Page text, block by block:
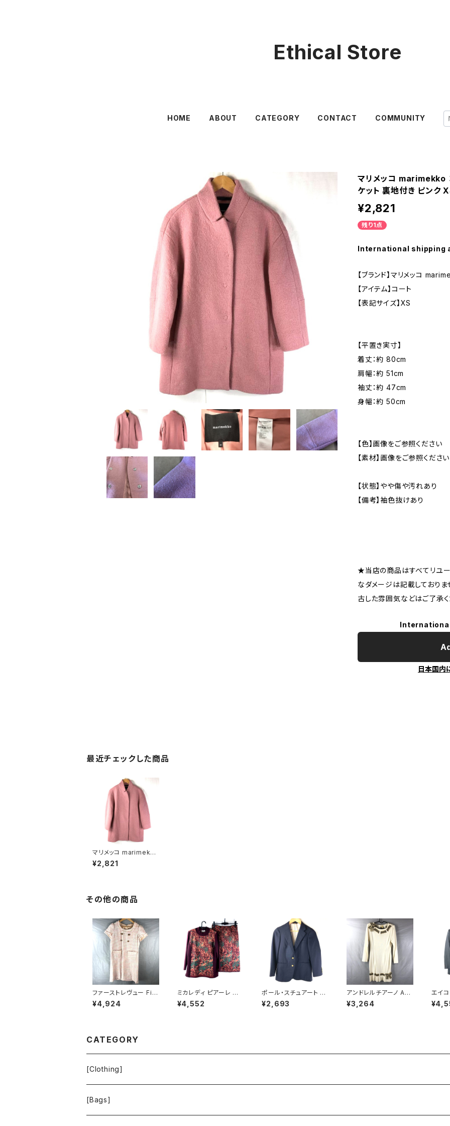
Ethical Store
HOME ABOUT CATEGORY CONTACT COMMUNITY
マリメッコ marimekko
ケット 裏地付き ピンク
¥2,821
残り1点
International shipping
【ブランド】マリメッコ
【アイテム】コート
【表記サイズ】XS
【平置き実寸】
着丈：約 80cm
肩幅：約 51cm
袖丈：約 47cm
身幅：約 50cm
【色】画像をご参照ください
【素材】画像をご参照ください
【状態】やや傷や汚れあり
【備考】袖色抜けあり
★当店の商品はすべてリユー
なダメージは記載しており
古した雰囲気などはご了承く
日本国内
最近チェックした商品
マリメッコ marimekko
コート スナップボタン
サイドポケット 裏地付き
¥2,821
その他の商品
ファーストレヴュー Firs
t Revue 半袖ワンピー
ス フリンジ バックファス
838
¥4,924
ミカレディ ピアーレ MI
CALADY piare セット
アップ ニット 花柄 肩パ
¥4,552
ポール・スチュアート P
aul Stuart ジャケット
金ボタン 袖ボタン サイ
¥2,693
アンドレルチアーノ AN
DRE LUCIANO ワンピ
ース ニット 長袖 リボン
¥3,264
エイ
ジャケ
スリ
CATEGORY
[Clothing]
Krochet Kids International
[Bags]